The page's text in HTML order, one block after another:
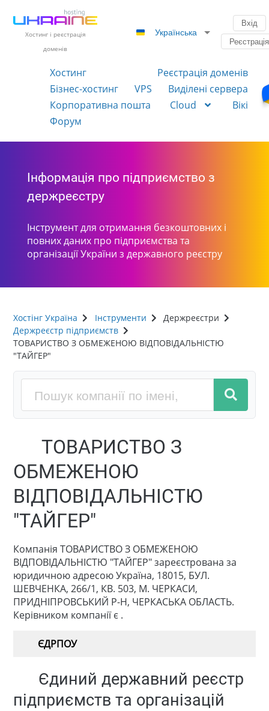
Хостинг і реєстрація
доменів
Українська
Вхід
Реєстрація
Хостинг
Реєстрація доменів
Бізнес-хостинг
VPS
Виділені сервера
Корпоративна пошта
Cloud
Вікі
Форум
Інформація про підприємство з
держреєстру
Інструмент для отримання безкоштовних і
повних даних про підприємства та
організації України з державного реєстру
Хостінг Україна Інструменти
Держреєстри
Держреєстр підприємств
ТОВАРИСТВО З ОБМЕЖЕНОЮ ВІДПОВІДАЛЬНІСТЮ
"ТАЙГЕР"
ТОВАРИСТВО З
ОБМЕЖЕНОЮ
ВІДПОВІДАЛЬНІСТЮ
"ТАЙГЕР"
Компанія ТОВАРИСТВО З ОБМЕЖЕНОЮ
ВІДПОВІДАЛЬНІСТЮ "ТАЙГЕР" зареєстрована за
юридичною адресою Україна, 18015, БУЛ.
ШЕВЧЕНКА, 266/1, КВ. 503, М. ЧЕРКАСИ,
ПРИДНІПРОВСЬКИЙ Р-Н, ЧЕРКАСЬКА ОБЛАСТЬ.
Керівником компанії є .
ЄДРПОУ
Єдиний державний реєстр
підприємств та організацій